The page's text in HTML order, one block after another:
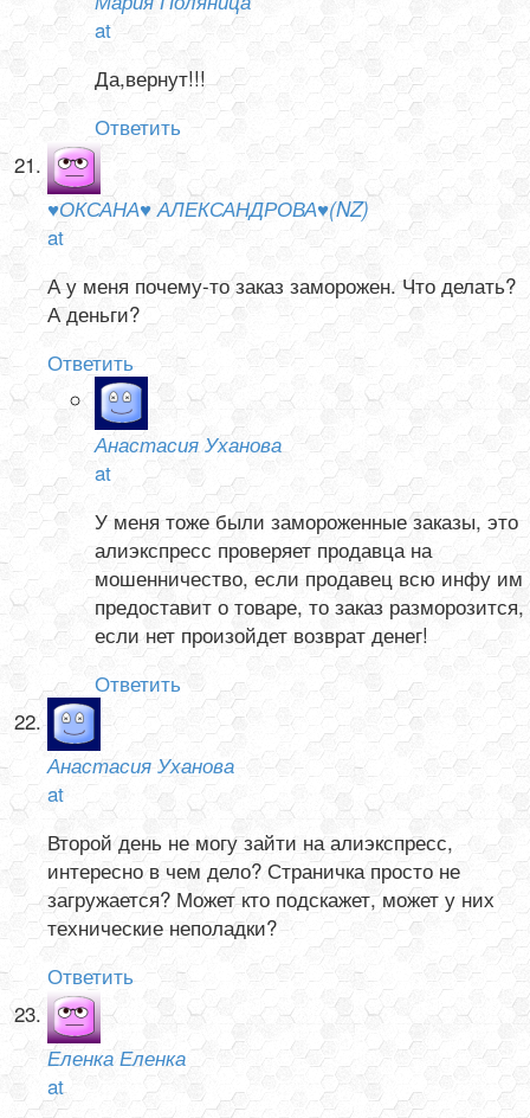
at
Да,вернут!!!
Ответить
♥ОКСАНА♥ АЛЕКСАНДРОВА♥(NZ)
at
А у меня почему-то заказ заморожен. Что делать?
А деньги?
Ответить
Анастасия Уханова
at
У меня тоже были замороженные заказы, это
алиэкспресс проверяет продавца на
мошенничество, если продавец всю инфу им
предоставит о товаре, то заказ разморозится,
если нет произойдет возврат денег!
Ответить
Анастасия Уханова
at
Второй день не могу зайти на алиэкспресс,
интересно в чем дело? Страничка просто не
загружается? Может кто подскажет, может у них
технические неполадки?
Ответить
Еленка Еленка
at